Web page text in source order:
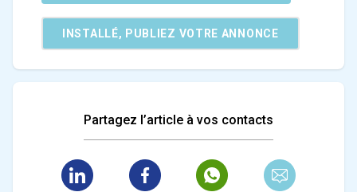
INSTALLÉ, PUBLIEZ VOTRE ANNONCE
Partagez l’article à vos contacts